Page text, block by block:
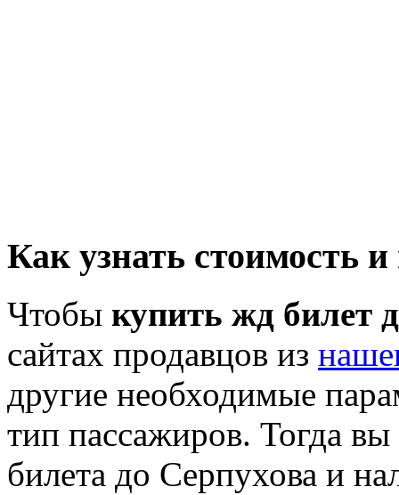
Как узнать стоимость
Чтобы купить жд билет
сайтах продавцов из
другие необходимые
тип пассажиров. Тогда
билета до Серпухова и